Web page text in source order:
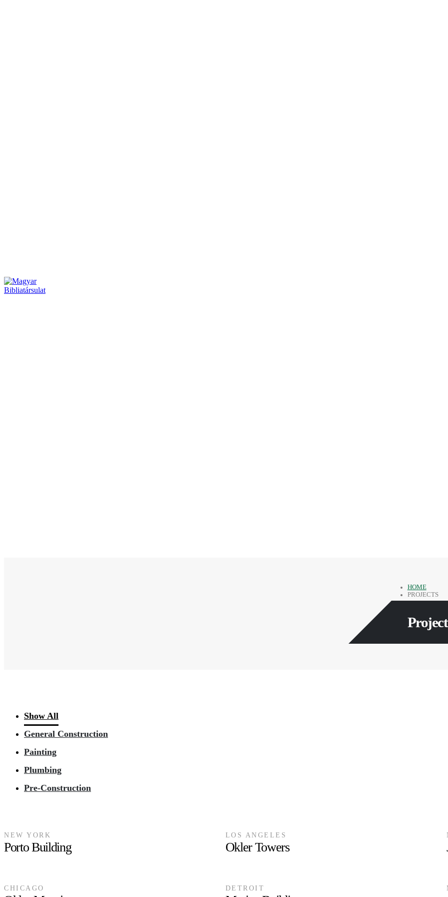
HOME
PROJECTS
Show All
General Construction
Painting
Plumbing
Pre-Construction
Porto Building
NEW YORK
Okler Towers
LOS ANGELES
CHICAGO DETROIT